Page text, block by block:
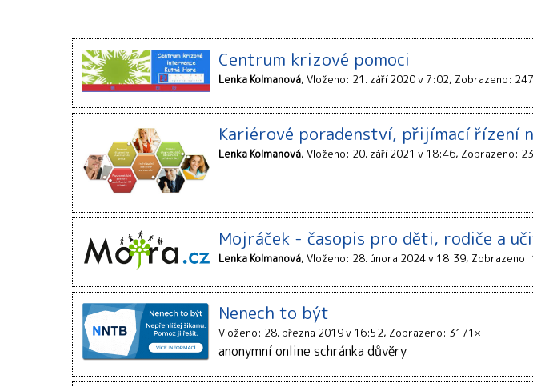
Centrum krizové pomoci
Lenka Kolmanová Vloženo: 21. září 2020 v 7:02 Zobrazeno:
Kariérové poradenství, přijímací řízení
Lenka Kolmanová Vloženo: 20. září 2021 v 18:46 Zobrazeno:
Mojráček - časopis pro děti, rodiče a
Lenka Kolmanová Vloženo: 28. února 2024 v 18:39 Zobrazeno:
Nenech to být
Vloženo: 28. března 2019 v 16:52 Zobrazeno: 3171×
anonymní online schránka důvěry